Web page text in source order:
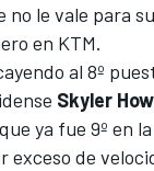
no le vale para
en KTM.
al 8º
Skyler
ya fue 9º en
exceso de